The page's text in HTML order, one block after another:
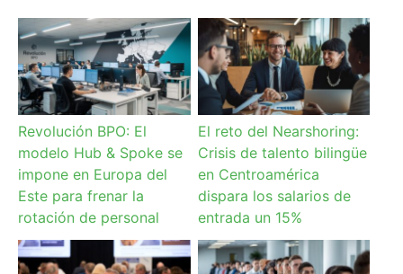
Revolución BPO: El
modelo Hub & Spoke se
impone en Europa del
Este para frenar la
rotación de personal
El reto del Nearshoring:
Crisis de talento bilingüe
en Centroamérica
dispara los salarios de
entrada un 15%